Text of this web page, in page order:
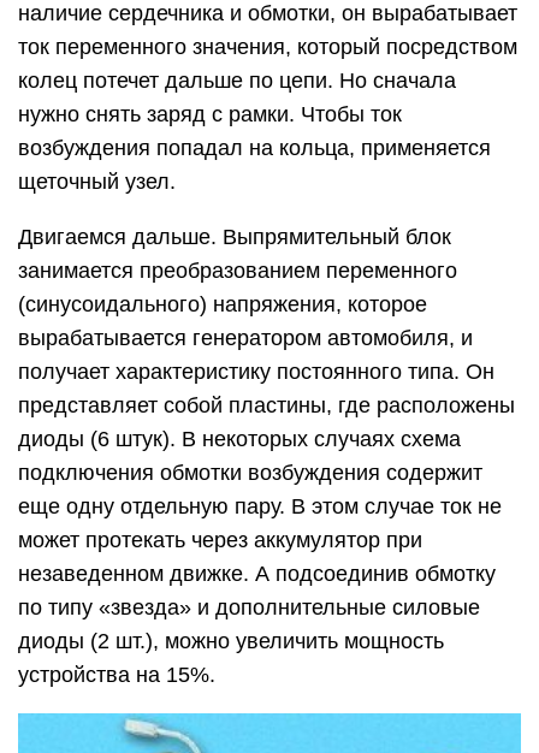
наличие сердечника и обмотки, он вырабатывает
ток переменного значения, который посредством
колец потечет дальше по цепи. Но сначала
нужно снять заряд с рамки. Чтобы ток
возбуждения попадал на кольца, применяется
щеточный узел.
Двигаемся дальше. Выпрямительный блок
занимается преобразованием переменного
(синусоидального) напряжения, которое
вырабатывается генератором автомобиля, и
получает характеристику постоянного типа. Он
представляет собой пластины, где расположены
диоды (6 штук). В некоторых случаях схема
подключения обмотки возбуждения содержит
еще одну отдельную пару. В этом случае ток не
может протекать через аккумулятор при
незаведенном движке. А подсоединив обмотку
по типу «звезда» и дополнительные силовые
диоды (2 шт.), можно увеличить мощность
устройства на 15%.